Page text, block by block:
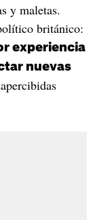
y maletas.
británico:
experiencia
nuevas